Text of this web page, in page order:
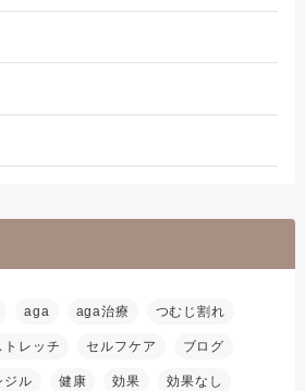
aga aga治療 つむじ割れ
トレッチ セルフケア ブログ
ジル 健康 効果 効果なし